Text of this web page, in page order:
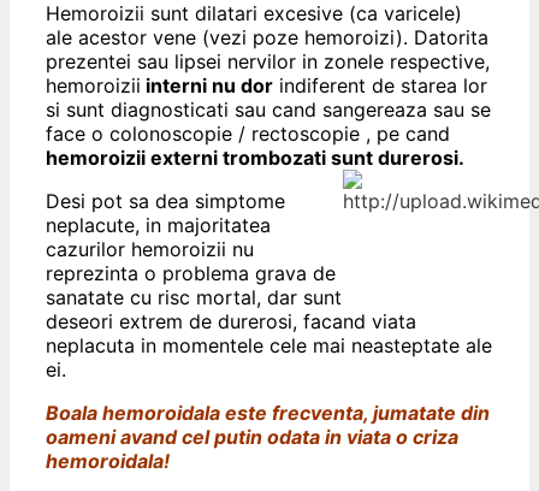
Hemoroizii sunt dilatari excesive (ca varicele)
ale acestor vene (vezi poze hemoroizi). Datorita
prezentei sau lipsei nervilor in zonele respective,
hemoroizii interni nu dor indiferent de starea lor
si sunt diagnosticati sau cand sangereaza sau se
face o colonoscopie / rectoscopie , pe cand
hemoroizii externi trombozati sunt durerosi.
Desi pot sa dea simptome
neplacute, in majoritatea
cazurilor hemoroizii nu
reprezinta o problema grava de
sanatate cu risc mortal, dar sunt
deseori extrem de durerosi, facand viata
neplacuta in momentele cele mai neasteptate ale
ei.
Boala hemoroidala este frecventa, jumatate din
oameni avand cel putin odata in viata o criza
hemoroidala!